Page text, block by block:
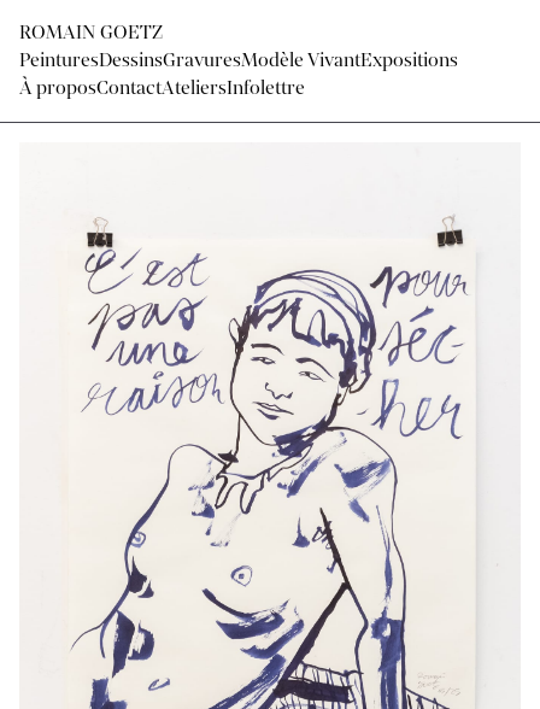
ROMAIN GOETZ
PeinturesDessinsGravuresModèle VivantExpositions
À proposContactAteliersInfolettre